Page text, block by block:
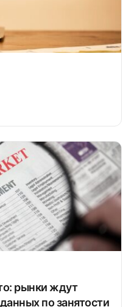
рынки ждут
по занятости